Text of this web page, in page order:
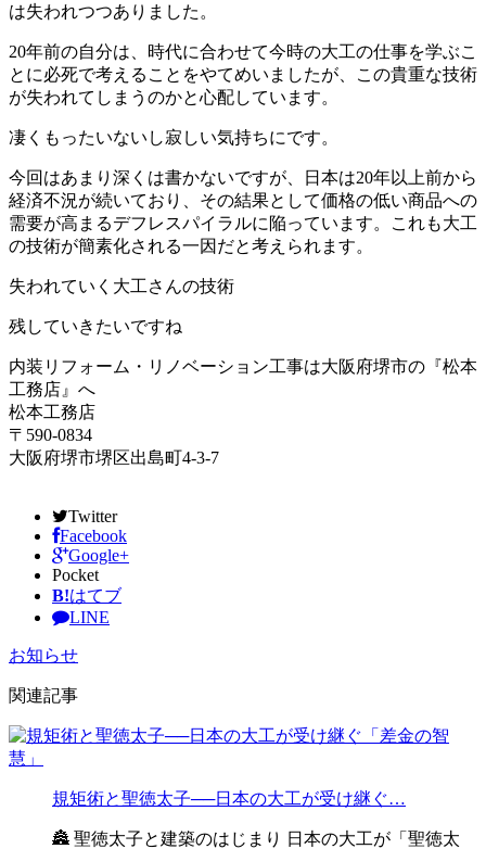
は失われつつありました。
20年前の自分は、時代に合わせて今時の大工の仕事を学ぶこ
とに必死で考えることをやてめいましたが、この貴重な技術
が失われてしまうのかと心配しています。
凄くもったいないし寂しい気持ちにです。
今回はあまり深くは書かないですが、日本は20年以上前から
経済不況が続いており、その結果として価格の低い商品への
需要が高まるデフレスパイラルに陥っています。これも大工
の技術が簡素化される一因だと考えられます。
失われていく大工さんの技術
残していきたいですね
内装リフォーム・リノベーション工事は大阪府堺市の『松本
工務店』へ
松本工務店
〒590-0834
大阪府堺市堺区出島町4-3-7
Twitter
Facebook
Google+
Pocket
B!はてブ
LINE
お知らせ
関連記事
規矩術と聖徳太子──日本の大工が受け継ぐ…
🏯 聖徳太子と建築のはじまり 日本の大工が「聖徳太